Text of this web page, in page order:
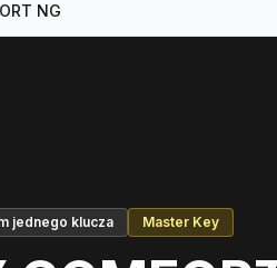
NG
jednego klucza Master Key